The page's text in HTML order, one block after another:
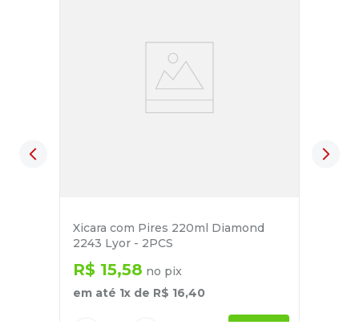
Xicara com Pires 220ml Diamond
2243 Lyor - 2PCS
R$ 15,58 no pix
em até 1x de R$ 16,40